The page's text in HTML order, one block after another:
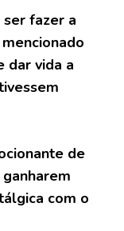
fazer a
dar vida a
de
com o